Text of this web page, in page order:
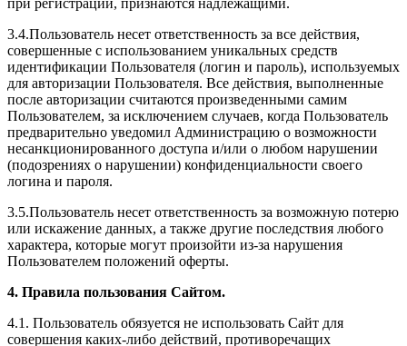
при регистрации, признаются надлежащими.
3.4.Пользователь несет ответственность за все действия,
совершенные с использованием уникальных средств
идентификации Пользователя (логин и пароль), используемых
для авторизации Пользователя. Все действия, выполненные
после авторизации считаются произведенными самим
Пользователем, за исключением случаев, когда Пользователь
предварительно уведомил Администрацию о возможности
несанкционированного доступа и/или о любом нарушении
(подозрениях о нарушении) конфиденциальности своего
логина и пароля.
3.5.Пользователь несет ответственность за возможную потерю
или искажение данных, а также другие последствия любого
характера, которые могут произойти из-за нарушения
Пользователем положений оферты.
4. Правила пользования Сайтом.
4.1. Пользователь обязуется не использовать Сайт для
совершения каких-либо действий, противоречащих